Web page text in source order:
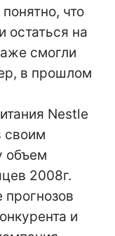
что
остаться на
смогли
в прошлом
Nestle
своим
объем
2008г.
прогнозов
и